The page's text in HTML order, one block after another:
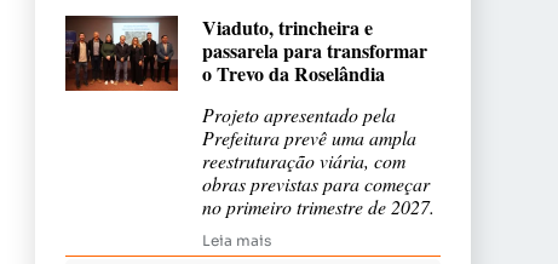
Viaduto, trincheira e
passarela para transformar
o Trevo da Roselândia
Projeto apresentado pela
Prefeitura prevê uma ampla
reestruturação viária, com
obras previstas para começar
no primeiro trimestre de 2027.
Leia mais